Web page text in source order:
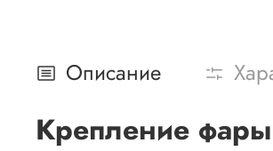
Описание
Крепление